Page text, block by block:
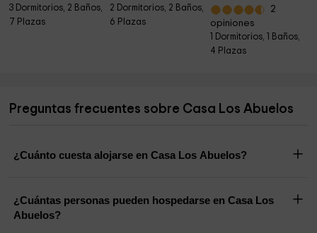
3 Dormitorios, 2 Baños,
7 Plazas
2 Dormitorios, 2 Baños,
6 Plazas
2
opiniones
1 Dormitorios, 1 Baños,
4 Plazas
Preguntas frecuentes sobre Casa Los Abuelos
¿Cuánto cuesta alojarse en Casa Los Abuelos?
¿Cuántas personas pueden hospedarse en Casa Los
Abuelos?